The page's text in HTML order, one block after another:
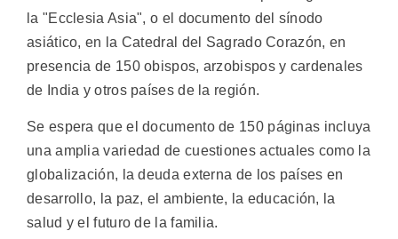
la "Ecclesia Asia", o el documento del sínodo
asiático, en la Catedral del Sagrado Corazón, en
presencia de 150 obispos, arzobispos y cardenales
de India y otros países de la región.
Se espera que el documento de 150 páginas incluya
una amplia variedad de cuestiones actuales como la
globalización, la deuda externa de los países en
desarrollo, la paz, el ambiente, la educación, la
salud y el futuro de la familia.